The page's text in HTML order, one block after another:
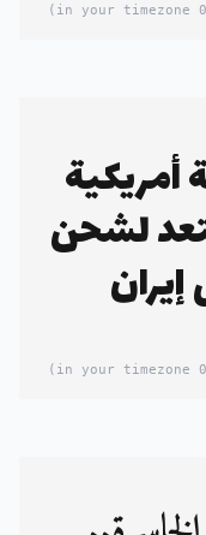
أمريكية
لشحن